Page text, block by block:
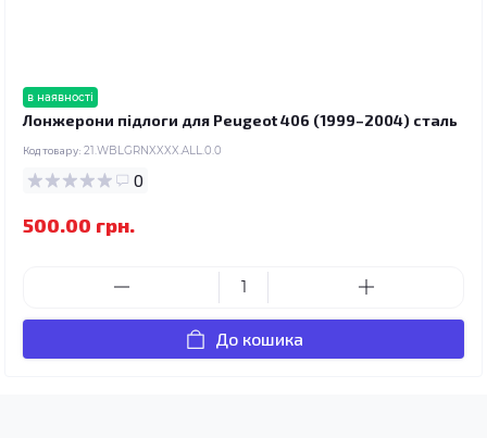
в наявності
Лонжерони підлоги для Peugeot 406 (1999–2004) сталь
Код товару: 21.WBLGRNXXXX.ALL.0.0
0
500.00 грн.
До кошика